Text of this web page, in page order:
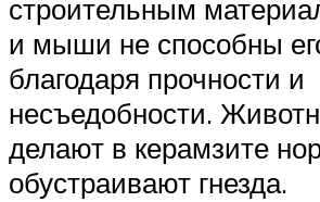
строительным
и мыши не способны
благодаря прочности и
несъедобности.
делают в керамзите
обустраивают гнезда.